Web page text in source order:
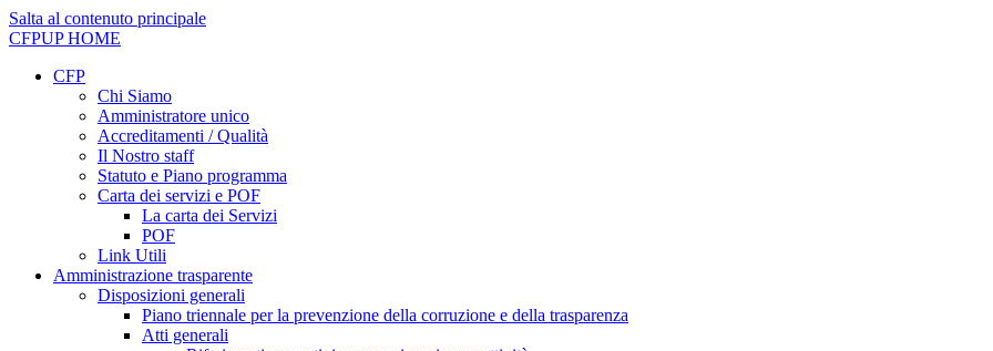
Salta al contenuto principale
CFPUPHOME
CFP
Chi Siamo
Amministratore unico
Accreditamenti / Qualità
Il Nostro staff
Statuto e Piano programma
Carta dei servizi e POF
La carta dei Servizi
POF
Link Utili
Amministrazione trasparente
Disposizioni generali
Piano triennale per la prevenzione della corruzione e della trasparenza
Atti generali